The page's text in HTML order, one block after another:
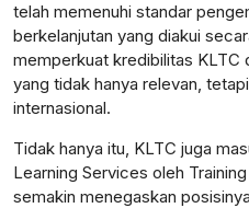
telah memenuhi standar
berkelanjutan yang diakui
memperkuat kredibilitas KLTC
yang tidak hanya relevan,
internasional.
Tidak hanya itu, KLTC juga
Learning Services oleh
semakin menegaskan